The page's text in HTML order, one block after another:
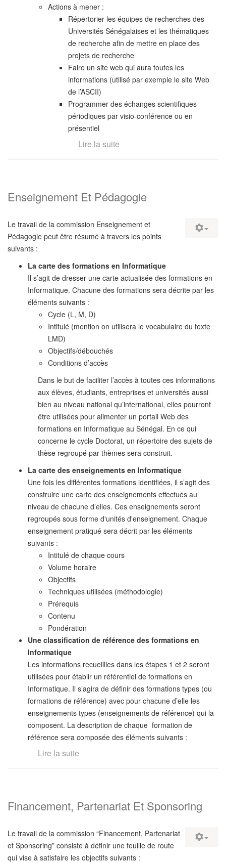
Actions à mener :
Répertorier les équipes de recherches des
Universités Sénégalaises et les thématiques
de recherche afin de mettre en place des
projets de recherche
Faire un site web qui aura toutes les
informations (utilisé par exemple le site Web
de l’ASCII)
Programmer des échanges scientifiques
périodiques par visio-conférence ou en
présentiel
Lire la suite
Enseignement Et Pédagogie
Le travail de la commission Enseignement et
Pédagogie peut être résumé à travers les points
suivants :
La carte des formations en Informatique
Il s’agit de dresser une carte actualisée des formations en
Informatique. Chacune des formations sera décrite par les
éléments suivants :
Cycle (L, M, D)
Intitulé (mention on utilisera le vocabulaire du texte
LMD)
Objectifs/débouchés
Conditions d’accès
Dans le but de faciliter l’accès à toutes ces informations
aux élèves, étudiants, entreprises et universités aussi
bien au niveau national qu’international, elles pourront
être utilisées pour alimenter un portail Web des
formations en Informatique au Sénégal. En ce qui
concerne le cycle Doctorat, un répertoire des sujets de
thèse regroupé par thèmes sera construit.
La carte des enseignements en Informatique
Une fois les différentes formations identifiées, il s’agit des
construire une carte des enseignements effectués au
niveau de chacune d’elles. Ces enseignements seront
regroupés sous forme d'unités d'enseignement. Chaque
enseignement pratiqué sera décrit par les éléments
suivants :
Intitulé de chaque cours
Volume horaire
Objectifs
Techniques utilisées (méthodologie)
Prérequis
Contenu
Pondération
Une classification de référence des formations en
Informatique
Les informations recueillies dans les étapes 1 et 2 seront
utilisées pour établir un référentiel de formations en
Informatique. Il s’agira de définir des formations types (ou
formations de référence) avec pour chacune d’elle les
enseignements types (enseignements de référence) qui la
composent. La description de chaque formation de
référence sera composée des éléments suivants :
Lire la suite
Financement, Partenariat Et Sponsoring
Le travail de la commission “Financement, Partenariat
et Sponsoring” consiste à définir une feuille de route
qui vise à satisfaire les objectifs suivants :